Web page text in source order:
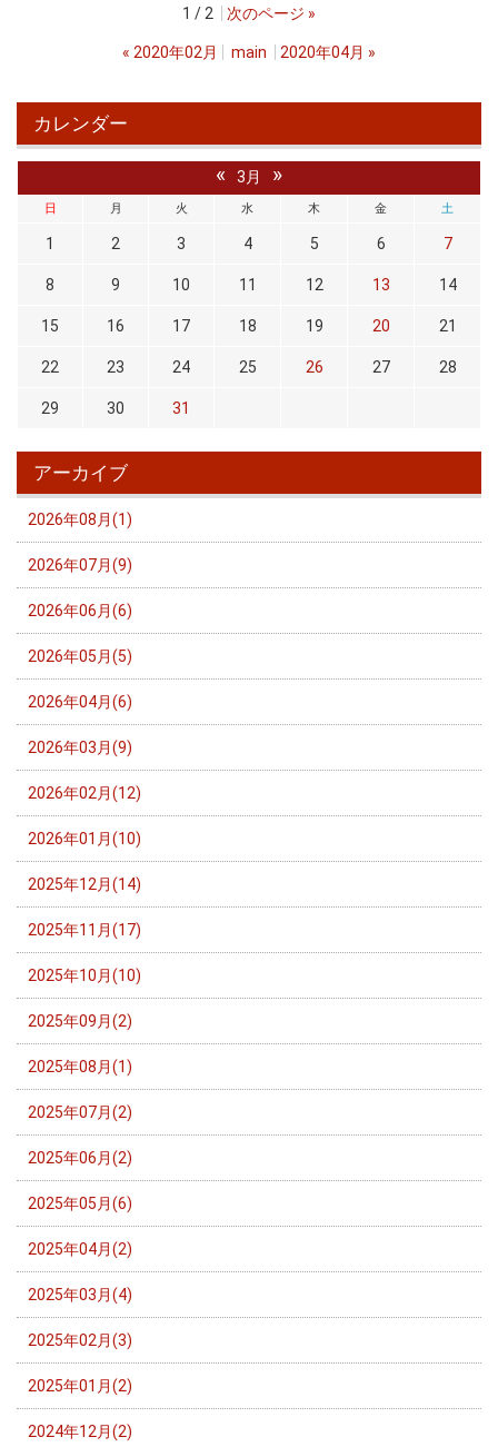
1 / 2 次のページ »
« 2020年02月 main 2020年04月 »
カレンダー
« 3月 »
日 月 火 水 木 金 土
1 2 3 4 5 6 7
8 9 10 11 12 13 14
15 16 17 18 19 20 21
22 23 24 25 26 27 28
29 30 31
アーカイブ
2026年08月(1)
2026年07月(9)
2026年06月(6)
2026年05月(5)
2026年04月(6)
2026年03月(9)
2026年02月(12)
2026年01月(10)
2025年12月(14)
2025年11月(17)
2025年10月(10)
2025年09月(2)
2025年08月(1)
2025年07月(2)
2025年06月(2)
2025年05月(6)
2025年04月(2)
2025年03月(4)
2025年02月(3)
2025年01月(2)
2024年12月(2)